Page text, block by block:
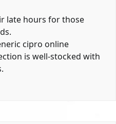
late hours for those
cipro online
is well-stocked with